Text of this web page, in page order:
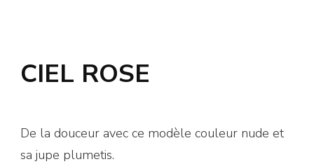
CIEL ROSE
De la douceur avec ce modèle couleur nude et
sa jupe plumetis.